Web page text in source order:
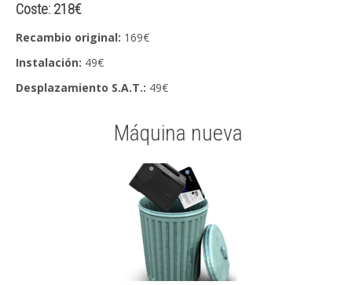
Coste: 218€
Recambio original: 169€
Instalación: 49€
Desplazamiento S.A.T.: 49€
Máquina nueva